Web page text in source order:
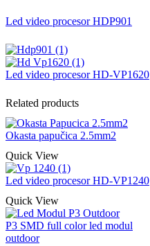
Led video procesor HDP901
Led video procesor HD-VP1620
Related products
Okasta papučica 2.5mm2
Quick View
Led video procesor HD-VP1240
Quick View
P3 SMD full color led modul
outdoor